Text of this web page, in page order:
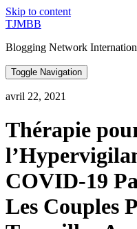
Skip to content
TJMBB
Blogging Network
Toggle Navigation
avril 22, 2021
Thérapie
COVID-19
Les Couples